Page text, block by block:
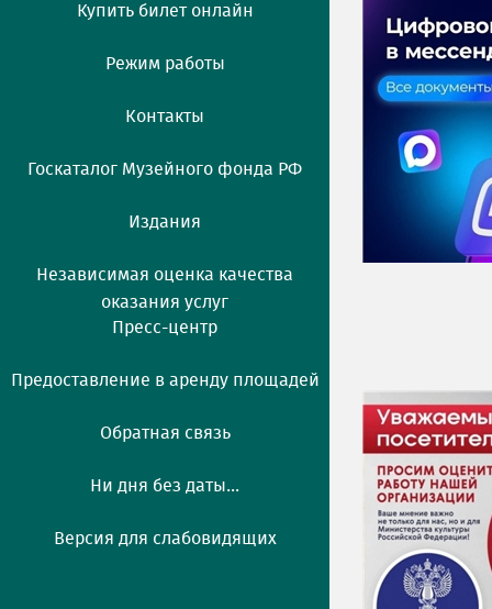
Купить билет онлайн
Режим работы
Контакты
Госкаталог Музейного фонда РФ
Издания
Независимая оценка качества
оказания услуг
Пресс-центр
Предоставление в аренду площадей
Обратная связь
Ни дня без даты...
Версия для слабовидящих